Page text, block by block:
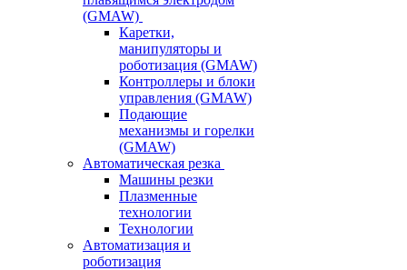
(GMAW)
Каретки,
манипуляторы и
роботизация (GMAW)
Контроллеры и блоки
управления (GMAW)
Подающие
механизмы и горелки
(GMAW)
Автоматическая резка
Машины резки
Плазменные
технологии
Технологии
Автоматизация и
роботизация